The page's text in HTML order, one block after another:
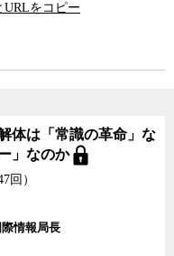
99％を国内に抱え、しか
倒的に高い。つまり、ア
アメリカの本音だと孫崎氏
どうやらアメリカの言い
が否めない。しかし、そ
いないと言い切る。なぜ
基地感情に火をつけてし
URLをコピー
体は「常識の革命」な
」なのか
回）
情報局長